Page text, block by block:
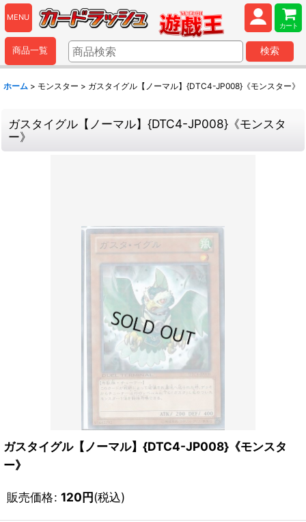
MENU
カート
商品一覧 検索
ホーム > モンスター > ガスタイグル【ノーマル】{DTC4-JP008}《モンスター》
ガスタイグル【ノーマル】{DTC4-JP008}《モンスタ
ー》
ガスタイグル【ノーマル】{DTC4-JP008}《モンスタ
ー》
販売価格: 120円(税込)